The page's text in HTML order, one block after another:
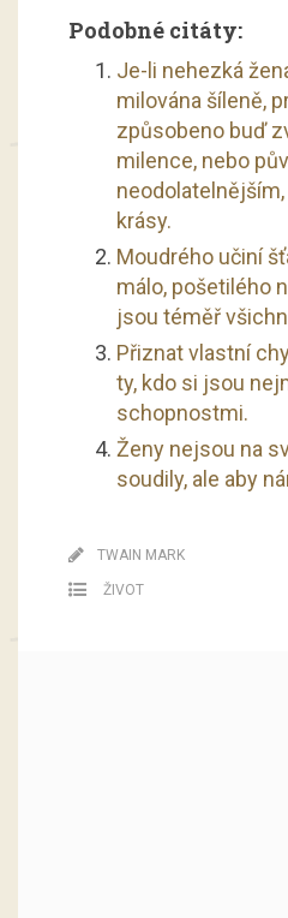
Podobné citáty:
Je-li nehezká
milována šíleně,
způsobeno buď
milence, nebo
krásy.
Moudrého učiní
málo, pošetilého
jsou téměř
Přiznat vlastní
ty, kdo si jsou
schopnostmi.
Ženy nejsou na
soudily, ale aby
TWAIN MARK
ŽIVOT